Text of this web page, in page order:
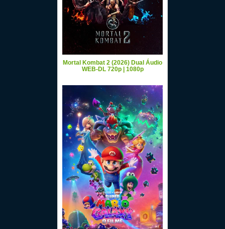
Mortal Kombat 2 (2026) Dual Áudio
WEB-DL 720p | 1080p